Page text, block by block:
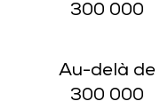
300 000
Au-delà de
300 000